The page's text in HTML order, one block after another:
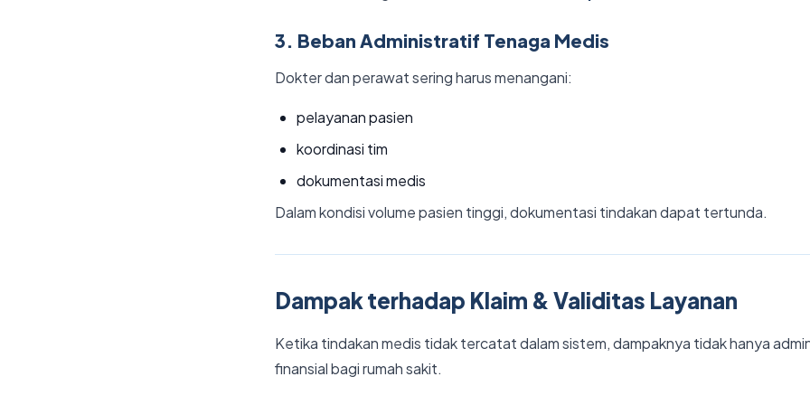
3. Beban Administratif Tenaga Medis
Dokter dan perawat sering harus menangani:
pelayanan pasien
koordinasi tim
dokumentasi medis
Dalam kondisi volume pasien tinggi, dokumentasi tindakan dapat tertunda.
Dampak terhadap Klaim & Validitas Layanan
Ketika tindakan medis tidak tercatat dalam sistem, dampaknya tidak hanya
finansial bagi rumah sakit.